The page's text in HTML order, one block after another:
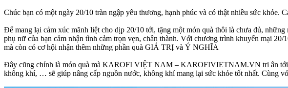
Chúc bạn có một ngày 20/10 tràn ngập yêu thương, hạnh phúc và có thật nhiều sức khỏe.
Để mang lại cảm xúc mãnh liệt cho dịp 20/10 tới, tặng một món quà thôi là chưa đủ,
phụ nữ của bạn cảm nhận tình cảm trọn vẹn, chân thành. Với chương trình khuyến mại
mà còn có cơ hội nhận thêm những phần quà GIÁ TRỊ và Ý NGHĨA
Đây cũng chính là món quà mà KAROFI VIỆT NAM – KAROFIVIETNAM.VN tri ân tới
không khí, … sẽ giúp nâng cấp nguồn nước, không khí mang lại sức khỏe tốt nhất. Cùng